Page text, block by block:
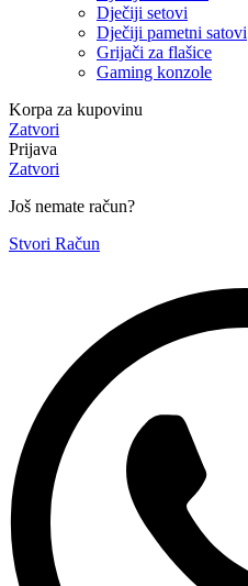
Dječiji setovi
Dječiji pametni satovi
Grijači za flašice
Gaming konzole
Korpa za kupovinu
Zatvori
Prijava
Zatvori
Još nemate račun?
Stvori Račun